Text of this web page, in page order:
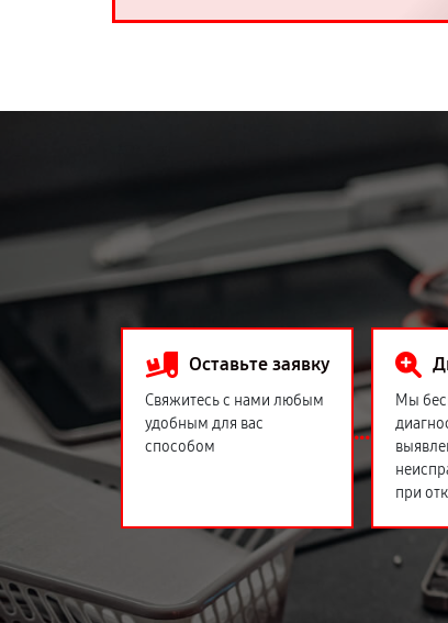
Оставьте заявку
Свяжитесь с нами любым
удобным для вас
способом
Мы
при